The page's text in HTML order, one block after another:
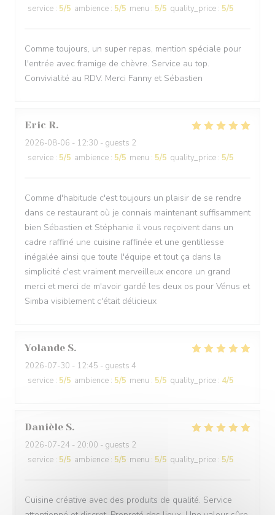
service : 5/5 ambience : 5/5 menu : 5/5 quality_price : 5/5
Comme toujours, un super repas, mention spéciale pour
l'entrée avec framige de chèvre. Service au top.
Convivialité au RDV. Merci Fanny et Sébastien
Eric R
2026-08-06 - 12:30 - guests 2
service : 5/5 ambience : 5/5 menu : 5/5 quality_price : 5/5
Comme d'habitude c'est toujours un plaisir de se rendre
dans ce restaurant où je connais maintenant suffisamment
bien Sébastien et Stéphanie il vous reçoivent dans un
cadre raffiné une cuisine raffinée et une gentillesse
inégalée ainsi que toute l'équipe et tout ça dans la
simplicité c'est vraiment merveilleux encore un grand
merci et merci de m'avoir gardé les deux os pour Vénus et
Simba visiblement c'était délicieux
Yolande S
2026-07-30 - 12:45 - guests 4
service : 5/5 ambience : 5/5 menu : 5/5 quality_price : 4/5
Danièle S
2026-07-24 - 20:00 - guests 2
service : 5/5 ambience : 5/5 menu : 5/5 quality_price : 5/5
Cuisine créative avec des produits de qualité. Service